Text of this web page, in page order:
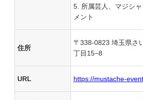
所属芸人、マジシ
メント
住所
〒338-0823 埼玉県さ
丁目15−8
URL https://mustache-